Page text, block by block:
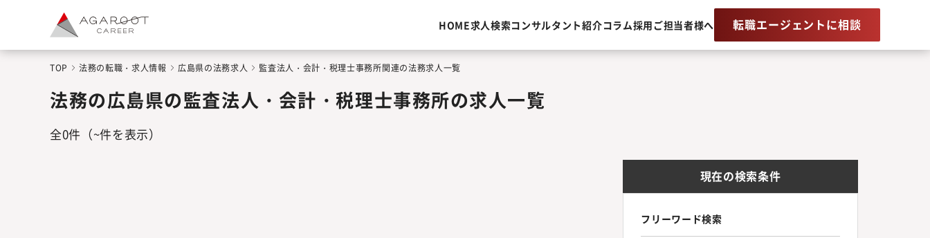
HOME求人検索コンサルタント紹介コラム採用ご担当者様へ 転職エージェントに相談
TOP 法務の転職・求人情報 広島県の法務求人 監査法人・会計・税理士事務所関連の法務求人一覧
法務の広島県の監査法人・会計・税理士事務所の求人一覧
全0件 （~件を表示）
現在の検索条件
フリーワード検索